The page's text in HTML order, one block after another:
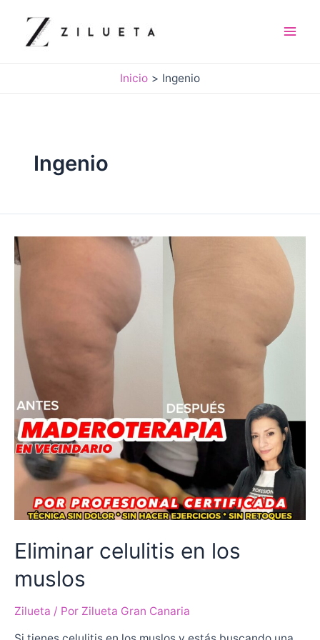
contenido
Inicio Ingenio
Ingenio
Eliminar celulitis en los
muslos
Zilueta / Por Zilueta Gran Canaria